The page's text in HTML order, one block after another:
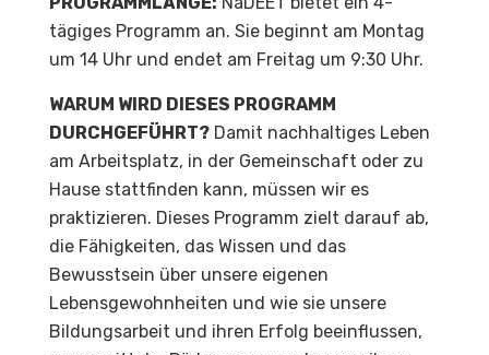
tägiges Programm an. Sie beginnt am Montag
um 14 Uhr und endet am Freitag um 9:30 Uhr.
WARUM WIRD DIESES PROGRAMM
DURCHGEFÜHRT? Damit nachhaltiges Leben
am Arbeitsplatz, in der Gemeinschaft oder zu
Hause stattfinden kann, müssen wir es
praktizieren. Dieses Programm zielt darauf ab,
die Fähigkeiten, das Wissen und das
Bewusstsein über unsere eigenen
Lebensgewohnheiten und wie sie unsere
Bildungsarbeit und ihren Erfolg beeinflussen,